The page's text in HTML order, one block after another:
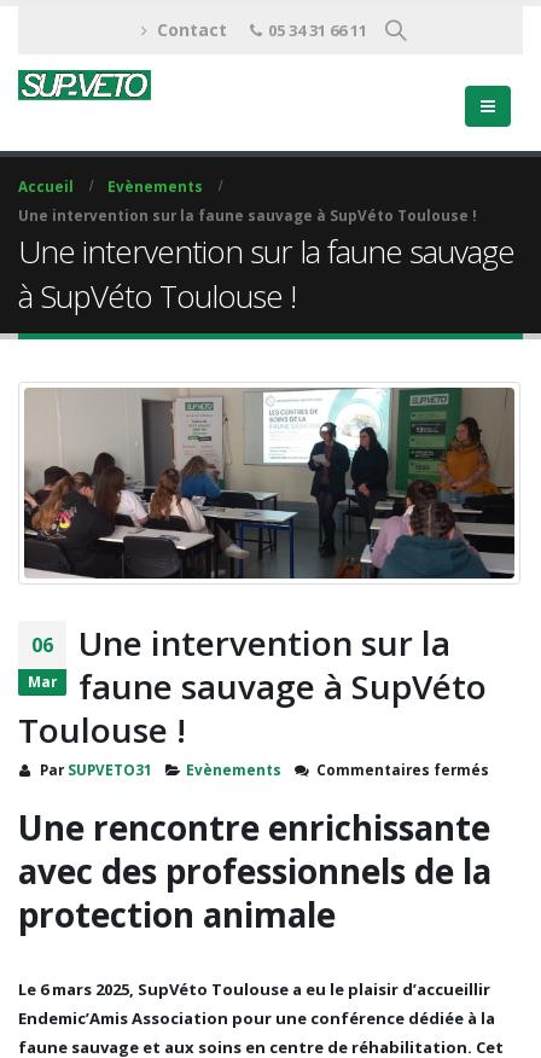
Contact 05 34 31 66 11
Accueil
Evènements
Une intervention sur la faune sauvage à SupVéto Toulouse !
Une intervention sur la faune sauvage
à SupVéto Toulouse !
06
Mar
Une intervention sur la
faune sauvage à SupVéto
Toulouse !
ParSUPVETO31 Evènements Commentaires fermés
sur
la
faune
Une rencontre enrichissante
avec des professionnels de la
protection animale
Le 6 mars 2025, SupVéto Toulouse a eu le plaisir d’accueillir
Endemic’Amis Association pour une conférence dédiée à la
faune sauvage et aux soins en centre de réhabilitation. Cet